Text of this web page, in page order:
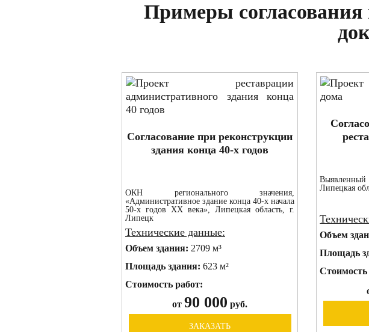
Примеры
Согласование при реконструкции
здания конца 40-х годов
ОКН регионального значения,
«Административное здание конца 40-х начала
50-х годов XX века», Липецкая область, г.
Липецк
Технические данные:
Объем здания: 2709 м³
Площадь здания: 623 м²
Стоимость работ:
от90 000 руб.
ЗАКАЗАТЬ
Липецкая
Объем
Площадь
Стоимость